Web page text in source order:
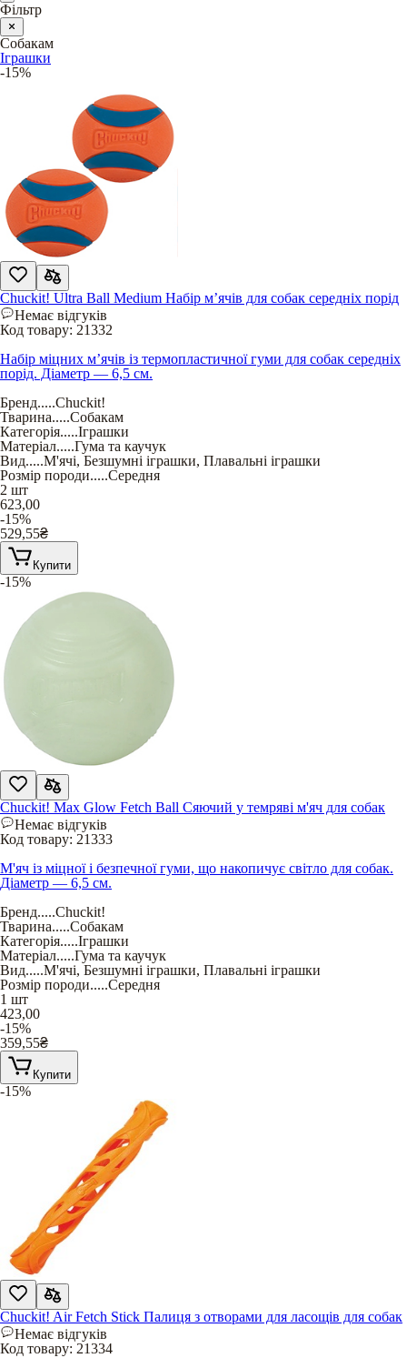
Фільтр
Собакам
Іграшки
-15%
Chuckit! Ultra Ball Medium Набір м’ячів для собак середніх порід
Немає відгуків
Код товару: 21332
Набір міцних м’ячів із термопластичної гуми для собак середніх
порід. Діаметр — 6,5 см.
Бренд.....Chuckit!
Тварина.....Собакам
Категорія.....Іграшки
Матеріал.....Гума та каучук
Вид.....М'ячі, Безшумні іграшки, Плавальні іграшки
Розмір породи.....Середня
2 шт
623,00
-15%
529,55₴
Купити
-15%
Chuckit! Max Glow Fetch Ball Сяючий у темряві м'яч для собак
Немає відгуків
Код товару: 21333
М'яч із міцної і безпечної гуми, що накопичує світло для собак.
Діаметр — 6,5 см.
Бренд.....Chuckit!
Тварина.....Собакам
Категорія.....Іграшки
Матеріал.....Гума та каучук
Вид.....М'ячі, Безшумні іграшки, Плавальні іграшки
Розмір породи.....Середня
1 шт
423,00
-15%
359,55₴
Купити
-15%
Chuckit! Air Fetch Stick Палиця з отворами для ласощів для собак
Немає відгуків
Код товару: 21334